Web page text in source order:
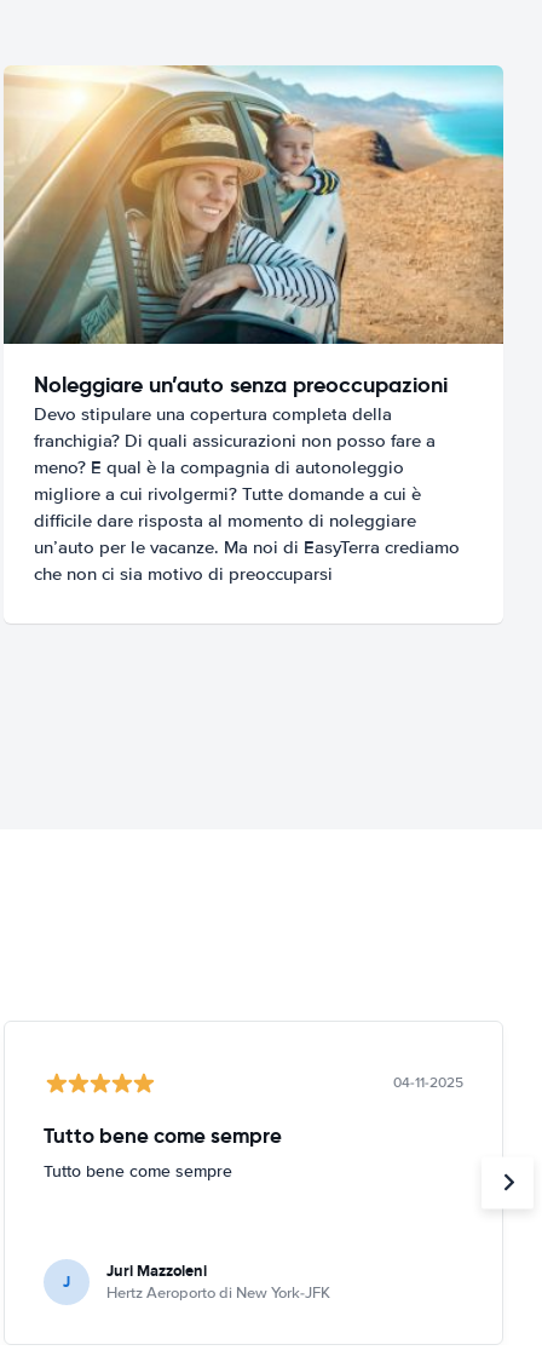
Noleggiare un’auto senza preoccupazioni
Devo stipulare una copertura completa della
franchigia? Di quali assicurazioni non posso fare a
meno? E qual è la compagnia di autonoleggio
migliore a cui rivolgermi? Tutte domande a cui è
difficile dare risposta al momento di noleggiare
un’auto per le vacanze. Ma noi di EasyTerra crediamo
che non ci sia motivo di preoccuparsi
04-11-2025
Tutto bene come sempre
Tutto bene come sempre
J Juri Mazzoleni
Hertz Aeroporto di New York-JFK